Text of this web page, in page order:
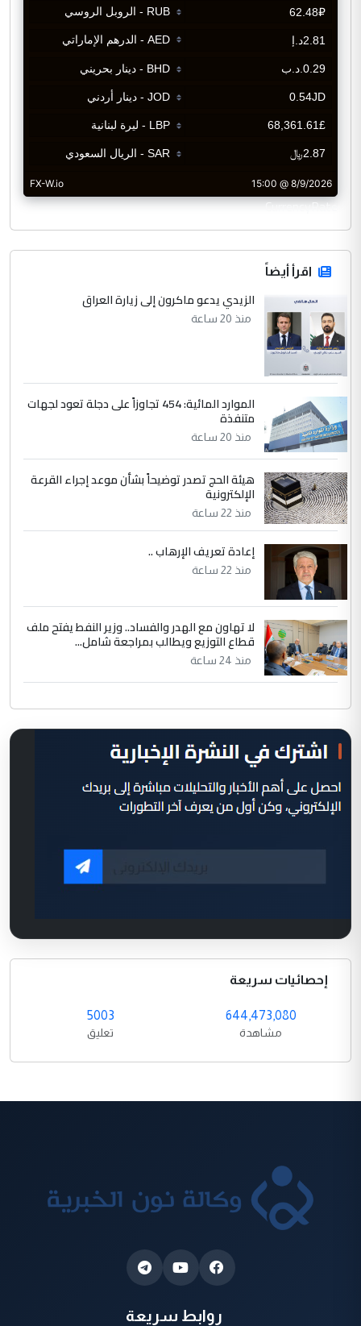
CurrencyRate
اقرأ أيضاً
الزيدي يدعو ماكرون إلى زيارة العراق
منذ 20 ساعة
الموارد المائية: 454 تجاوزاً على دجلة تعود لجهات
متنفذة
منذ 20 ساعة
هيئة الحج تصدر توضيحاً بشأن موعد إجراء القرعة
الإلكترونية
منذ 22 ساعة
إعادة تعريف الإرهاب ..
منذ 22 ساعة
لا تهاون مع الهدر والفساد.. وزير النفط يفتح ملف
قطاع التوزيع ويطالب بمراجعة شامل...
منذ 24 ساعة
إحصائيات سريعة
644,473,080
مشاهدة
5003
تعليق
روابط سريعة